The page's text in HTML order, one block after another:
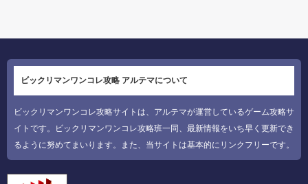
ビックリマンワンコレ攻略 アルテマについて
ビックリマンワンコレ攻略サイトは、アルテマが運営しているゲーム攻略サ
イトです。ビックリマンワンコレ攻略班一同、最新情報をいち早く更新でき
るように努めてまいります。また、当サイトは基本的にリンクフリーです。